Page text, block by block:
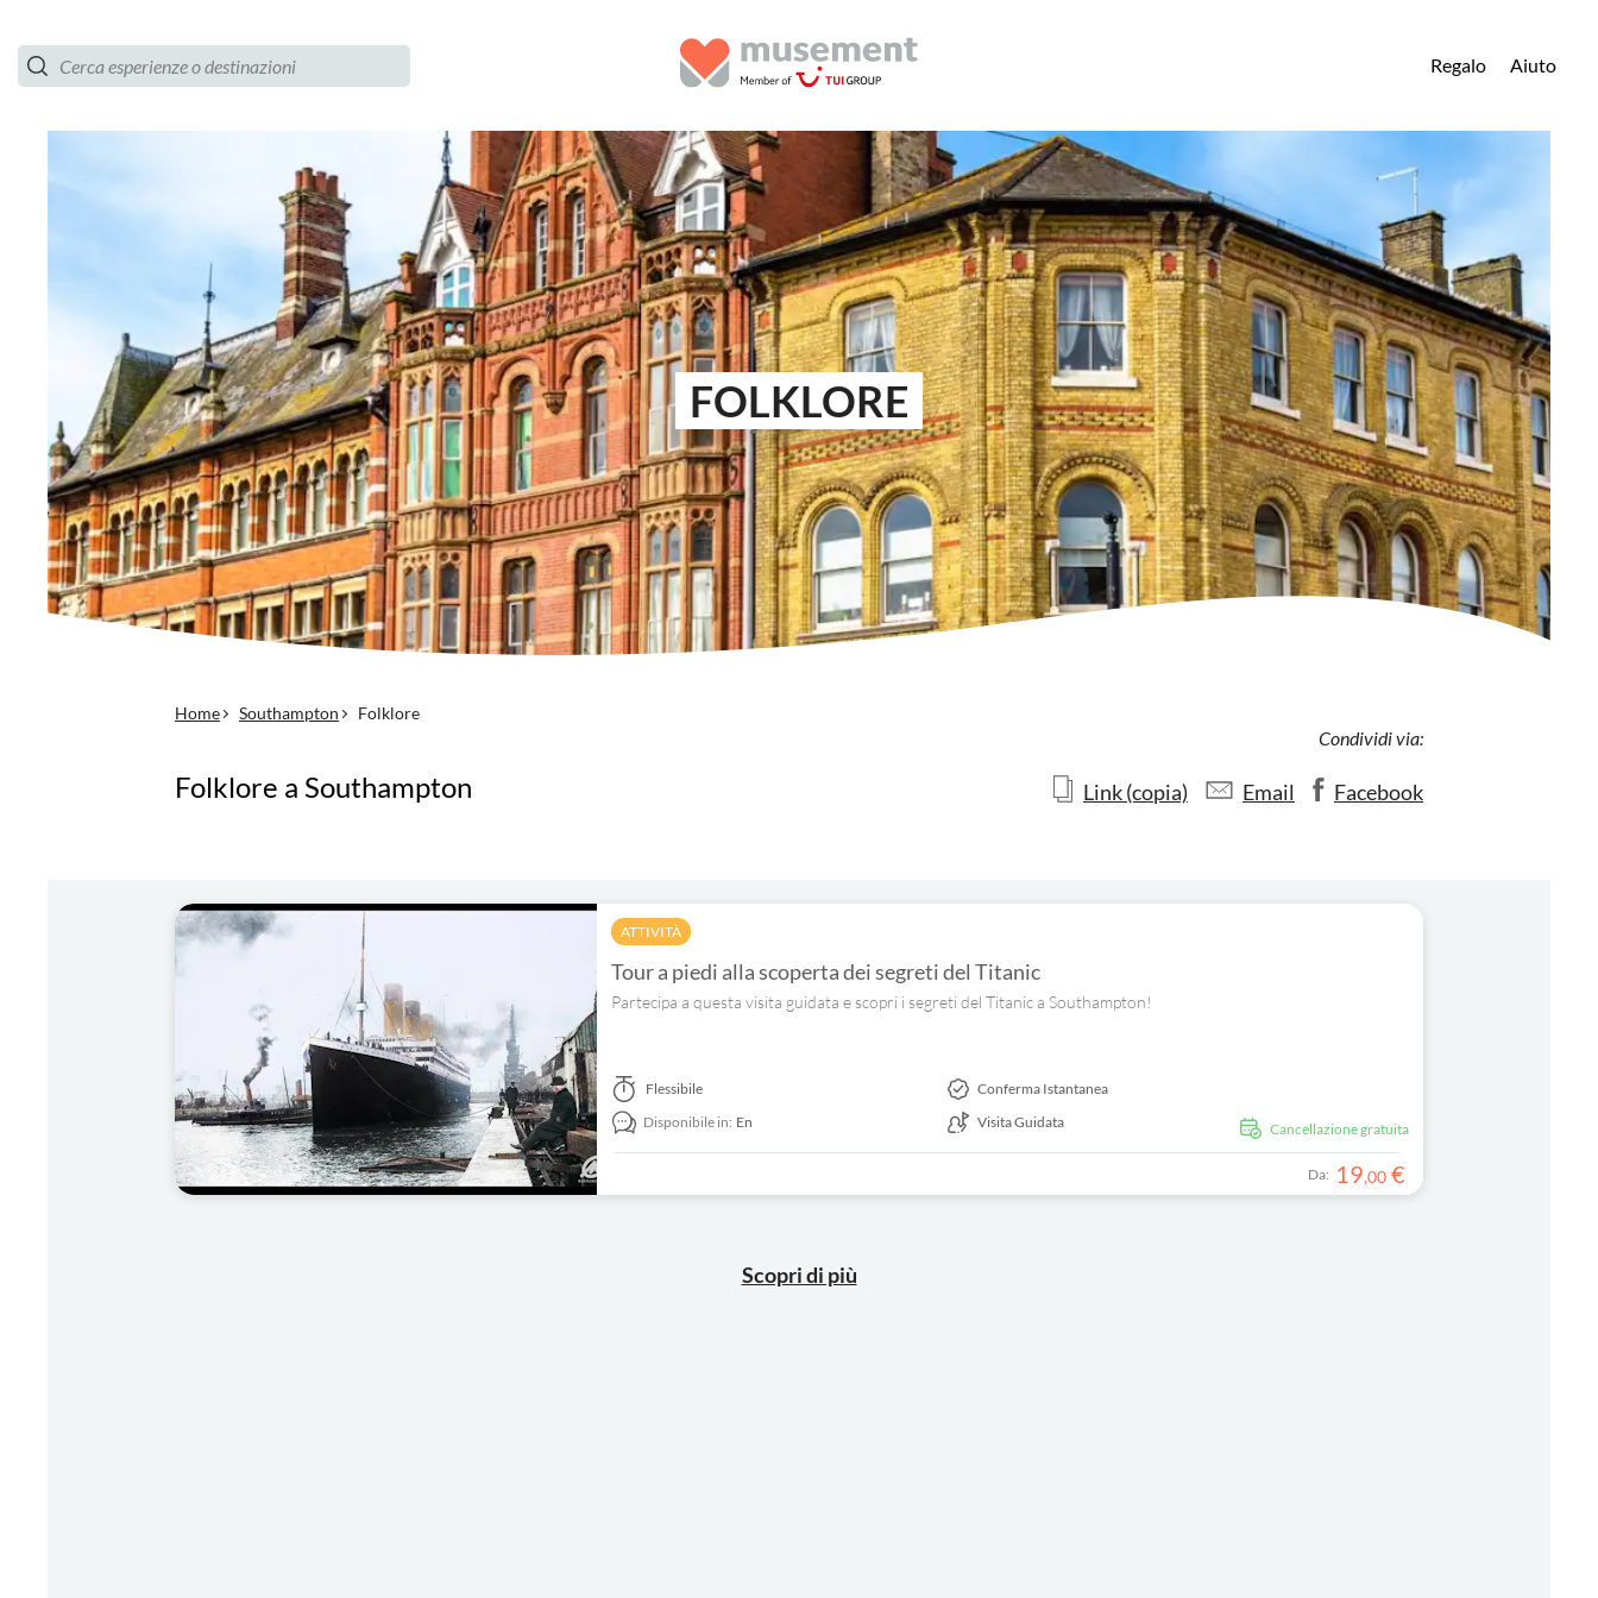
Regalo Aiuto
FOLKLORE
Home Southampton Folklore
Folklore a Southampton
Condividi via:
Link (copia) Email Facebook
ATTIVITÀ
Tour a piedi alla scoperta dei segreti del Titanic
Partecipa a questa visita guidata e scopri i segreti del Titanic a Southampton!
Cancellazione gratuita
Flessibile
Disponibile in: En
Conferma Istantanea
Visita Guidata
Da: 19,00 €
Scopri di più